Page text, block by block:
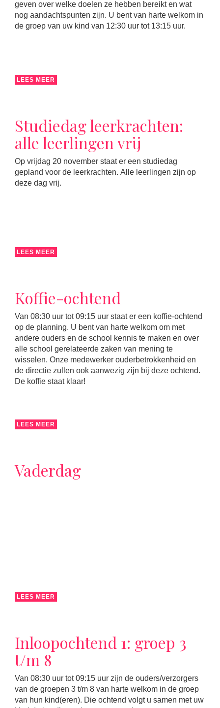
geven over welke doelen ze hebben bereikt en wat
nog aandachtspunten zijn. U bent van harte welkom in
de groep van uw kind van 12:30 uur tot 13:15 uur.
LEES MEER
Studiedag leerkrachten:
alle leerlingen vrij
Op vrijdag 20 november staat er een studiedag
gepland voor de leerkrachten. Alle leerlingen zijn op
deze dag vrij.
LEES MEER
Koffie-ochtend
Van 08:30 uur tot 09:15 uur staat er een koffie-ochtend
op de planning. U bent van harte welkom om met
andere ouders en de school kennis te maken en over
alle school gerelateerde zaken van mening te
wisselen. Onze medewerker ouderbetrokkenheid en
de directie zullen ook aanwezig zijn bij deze ochtend.
De koffie staat klaar!
LEES MEER
Vaderdag
LEES MEER
Inloopochtend 1: groep 3
t/m 8
Van 08:30 uur tot 09:15 uur zijn de ouders/verzorgers
van de groepen 3 t/m 8 van harte welkom in de groep
van hun kind(eren). Die ochtend volgt u samen met uw